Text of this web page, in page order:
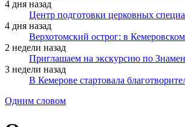
4 дня назад
Центр подготовки церковных
4 дня назад
Верхотомский острог: в
2 недели назад
Приглашаем на экскурсию по
3 недели назад
В Кемерове стартовала
Одним словом